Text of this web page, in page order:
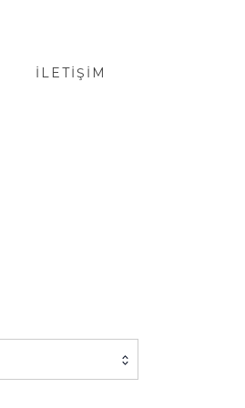
İLETIŞIM